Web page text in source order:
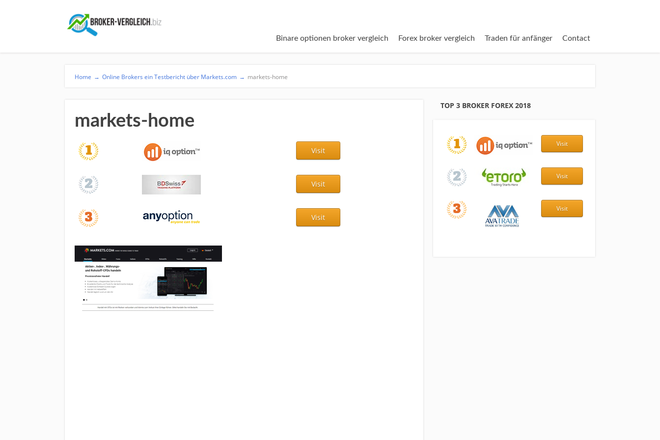
Binare optionen broker vergleich Forex broker vergleich Traden für anfänger Contact
Home → Online Brokers ein Testbericht über Markets.com → markets-home
markets-home
Visit
Visit
Visit
TOP 3 BROKER FOREX 2018
Visit
Visit
Visit